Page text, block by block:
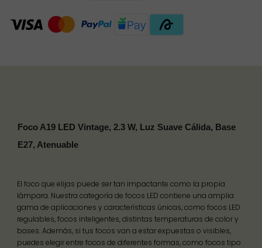
Foco A19 LED Vintage, 2.3 W, Luz Suave Cálida, Base
E27, Atenuable
El foco que elijas puede ser tan impactante como la propia
lámpara. Nuestra categoría de focos LED contiene una amplia
gama de aplicaciones y características únicas, como focos LED
regulables, focos inteligentes, distintas temperaturas de color y
bases. Además, si tus focos van a estar expuestas o visibles,
puedes elegir entre focos de diferentes formas, como focos tipo